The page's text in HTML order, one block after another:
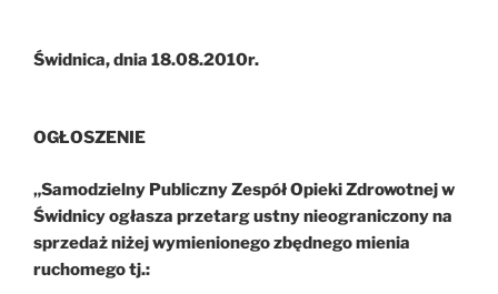
Świdnica, dnia 18.08.2010r.
OGŁOSZENIE
„Samodzielny Publiczny Zespół Opieki Zdrowotnej w
Świdnicy ogłasza przetarg ustny nieograniczony na
sprzedaż niżej wymienionego zbędnego mienia
ruchomego tj.: